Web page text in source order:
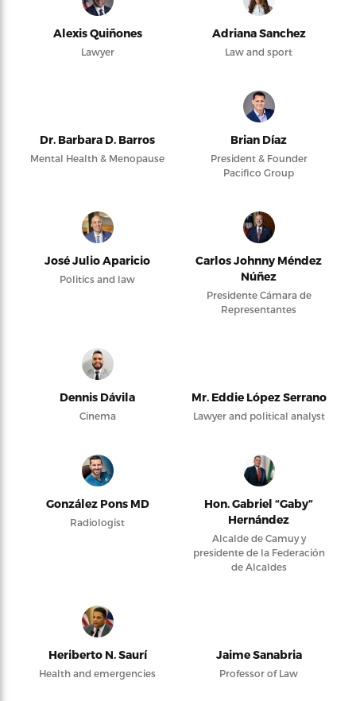
Alexis Quiñones
Lawyer
Adriana Sanchez
Law and sport
Dr. Barbara D. Barros
Mental Health & Menopause
Brian Díaz
President & Founder
Pacifico Group
José Julio Aparicio
Politics and law
Carlos Johnny Méndez
Núñez
Presidente Cámara de
Representantes
Dennis Dávila
Cinema
Mr. Eddie López Serrano
Lawyer and political analyst
González Pons MD
Radiologist
Hon. Gabriel “Gaby”
Hernández
Alcalde de Camuy y
presidente de la Federación
de Alcaldes
Heriberto N. Saurí
Health and emergencies
Jaime Sanabria
Professor of Law